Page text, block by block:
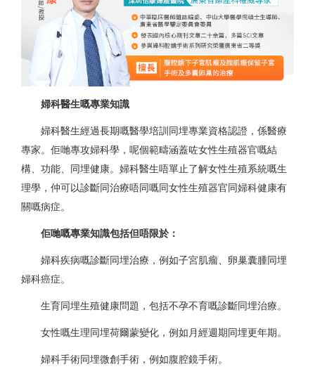
婦科醫生嘅專業知識
婦科醫生經過長期嘅醫學培訓同埋專業資格認證，係醫療
專家。佢哋專攻婦科學，呢個範疇涵蓋咗女性生殖器官嘅結
構、功能、同埋健康。婦科醫生唔單止了解女性生殖系統嘅生
理學，仲可以診斷同治療唔同嘅同女性生殖器官同婦科健康有
關嘅病症。
佢哋嘅專業知識包括但唔限於：
婦科疾病嘅診斷同埋治療，例如子宮肌瘤、卵巢囊腫同埋
婦科癌症。
生育同埋生殖健康問題，包括不孕不育嘅診斷同埋治療。
女性嘅生理同埋荷爾蒙變化，例如月經週期同埋更年期。
婦科手術同埋微創手術，例如腹腔鏡手術。